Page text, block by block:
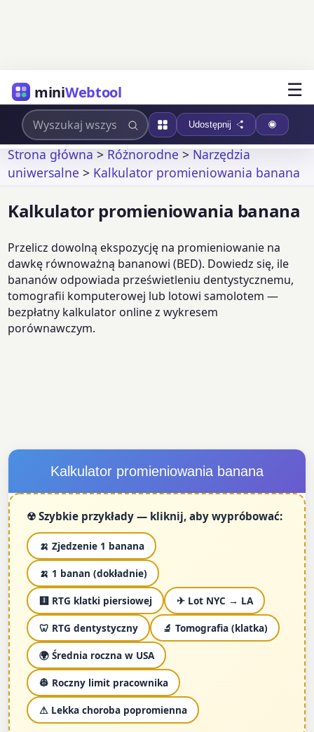
miniWebtool ☰
Udostępnij
Strona główna>Różnorodne>Narzędzia
uniwersalne > Kalkulator promieniowania banana
Kalkulator promieniowania banana
Przelicz dowolną ekspozycję na promieniowanie na
dawkę równoważną bananowi (BED). Dowiedz się, ile
bananów odpowiada prześwietleniu dentystycznemu,
tomografii komputerowej lub lotowi samolotem —
bezpłatny kalkulator online z wykresem
porównawczym.
Kalkulator promieniowania banana
☢ Szybkie przykłady — kliknij, aby wypróbować:
🍌 Zjedzenie 1 banana
🍌 1 banan (dokładnie)
🩻 RTG klatki piersiowej ✈ Lot NYC → LA
🦷 RTG dentystyczny 🔬 Tomografia (klatka)
🌍 Średnia roczna w USA
👷 Roczny limit pracownika
⚠ Lekka choroba popromienna